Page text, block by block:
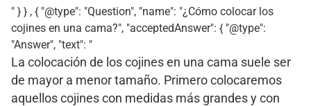
" } } , { "@type": "Question", "name": "¿Cómo colocar los
cojines en una cama?", "acceptedAnswer": { "@type":
"Answer", "text": "
La colocación de los cojines en una cama suele ser
de mayor a menor tamaño. Primero colocaremos
aquellos cojines con medidas más grandes y con